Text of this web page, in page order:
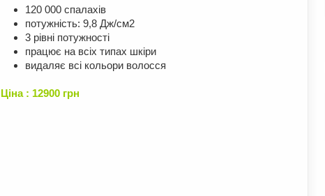
120 000 спалахів
потужність: 9,8 Дж/см2
3 рівні потужності
працює на всіх типах шкіри
видаляє всі кольори волосся
Ціна : 12900 грн